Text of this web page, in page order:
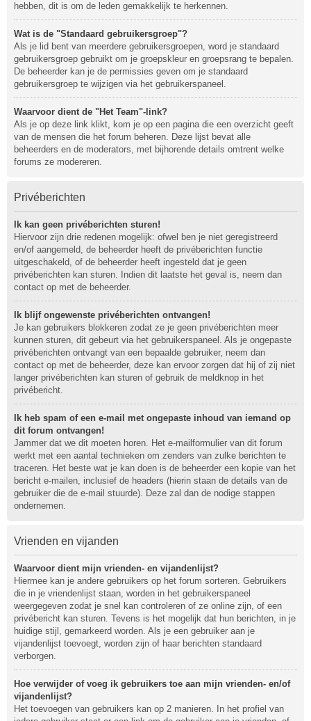
hebben, dit is om de leden gemakkelijk te herkennen.
Wat is de "Standaard gebruikersgroep"?
Als je lid bent van meerdere gebruikersgroepen, word je standaard
gebruikersgroep gebruikt om je groepskleur en groepsrang te bepalen.
De beheerder kan je de permissies geven om je standaard
gebruikersgroep te wijzigen via het gebruikerspaneel.
Waarvoor dient de "Het Team"-link?
Als je op deze link klikt, kom je op een pagina die een overzicht geeft
van de mensen die het forum beheren. Deze lijst bevat alle
beheerders en de moderators, met bijhorende details omtrent welke
forums ze modereren.
Privéberichten
Ik kan geen privéberichten sturen!
Hiervoor zijn drie redenen mogelijk: ofwel ben je niet geregistreerd
en/of aangemeld, de beheerder heeft de privéberichten functie
uitgeschakeld, of de beheerder heeft ingesteld dat je geen
privéberichten kan sturen. Indien dit laatste het geval is, neem dan
contact op met de beheerder.
Ik blijf ongewenste privéberichten ontvangen!
Je kan gebruikers blokkeren zodat ze je geen privéberichten meer
kunnen sturen, dit gebeurt via het gebruikerspaneel. Als je ongepaste
privéberichten ontvangt van een bepaalde gebruiker, neem dan
contact op met de beheerder, deze kan ervoor zorgen dat hij of zij niet
langer privéberichten kan sturen of gebruik de meldknop in het
privébericht.
Ik heb spam of een e-mail met ongepaste inhoud van iemand op
dit forum ontvangen!
Jammer dat we dit moeten horen. Het e-mailformulier van dit forum
werkt met een aantal technieken om zenders van zulke berichten te
traceren. Het beste wat je kan doen is de beheerder een kopie van het
bericht e-mailen, inclusief de headers (hierin staan de details van de
gebruiker die de e-mail stuurde). Deze zal dan de nodige stappen
ondernemen.
Vrienden en vijanden
Waarvoor dient mijn vrienden- en vijandenlijst?
Hiermee kan je andere gebruikers op het forum sorteren. Gebruikers
die in je vriendenlijst staan, worden in het gebruikerspaneel
weergegeven zodat je snel kan controleren of ze online zijn, of een
privébericht kan sturen. Tevens is het mogelijk dat hun berichten, in je
huidige stijl, gemarkeerd worden. Als je een gebruiker aan je
vijandenlijst toevoegt, worden zijn of haar berichten standaard
verborgen.
Hoe verwijder of voeg ik gebruikers toe aan mijn vrienden- en/of
vijandenlijst?
Het toevoegen van gebruikers kan op 2 manieren. In het profiel van